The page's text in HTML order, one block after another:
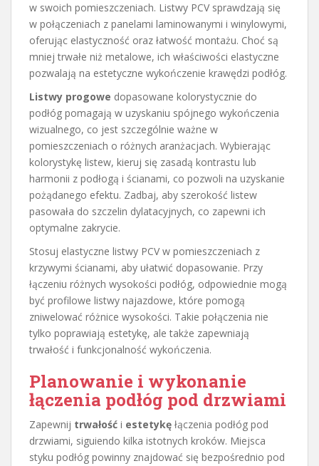
w swoich pomieszczeniach. Listwy PCV sprawdzają się
w połączeniach z panelami laminowanymi i winylowymi,
oferując elastyczność oraz łatwość montażu. Choć są
mniej trwałe niż metalowe, ich właściwości elastyczne
pozwalają na estetyczne wykończenie krawędzi podłóg.
Listwy progowe dopasowane kolorystycznie do
podłóg pomagają w uzyskaniu spójnego wykończenia
wizualnego, co jest szczególnie ważne w
pomieszczeniach o różnych aranżacjach. Wybierając
kolorystykę listew, kieruj się zasadą kontrastu lub
harmonii z podłogą i ścianami, co pozwoli na uzyskanie
pożądanego efektu. Zadbaj, aby szerokość listew
pasowała do szczelin dylatacyjnych, co zapewni ich
optymalne zakrycie.
Stosuj elastyczne listwy PCV w pomieszczeniach z
krzywymi ścianami, aby ułatwić dopasowanie. Przy
łączeniu różnych wysokości podłóg, odpowiednie mogą
być profilowe listwy najazdowe, które pomogą
zniwelować różnice wysokości. Takie połączenia nie
tylko poprawiają estetykę, ale także zapewniają
trwałość i funkcjonalność wykończenia.
Planowanie i wykonanie
łączenia podłóg pod drzwiami
Zapewnij trwałość i estetykę łączenia podłóg pod
drzwiami, siguiendo kilka istotnych kroków. Miejsca
styku podłóg powinny znajdować się bezpośrednio pod